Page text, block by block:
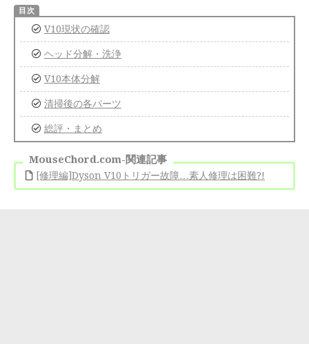
V10現状の確認
ヘッド分解・洗浄
V10本体分解
清掃後の各パーツ
総評・まとめ
MouseChord.com-関連記事
[修理編]Dyson V10トリガー故障…素人修理は困難?!